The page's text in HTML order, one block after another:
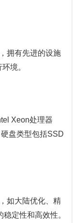
拥有先进的设施
境。
Xeon处理器
盘类型包括SSD
如大陆优化、精
定性和高效性。